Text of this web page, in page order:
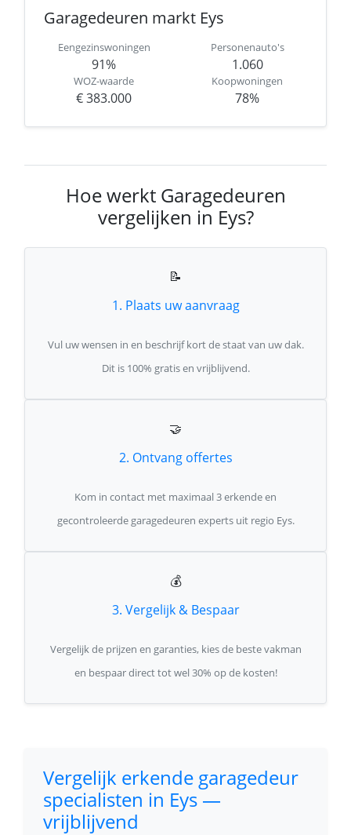
Garagedeuren markt Eys
Eengezinswoningen
91%
Personenauto's
1.060
WOZ-waarde
€ 383.000
Koopwoningen
78%
Hoe werkt Garagedeuren
vergelijken in Eys?
📝
1. Plaats uw aanvraag
Vul uw wensen in en beschrijf kort de staat van uw dak.
Dit is 100% gratis en vrijblijvend.
🤝
2. Ontvang offertes
Kom in contact met maximaal 3 erkende en
gecontroleerde garagedeuren experts uit regio Eys.
💰
3. Vergelijk & Bespaar
Vergelijk de prijzen en garanties, kies de beste vakman
en bespaar direct tot wel 30% op de kosten!
Vergelijk erkende garagedeur
specialisten in Eys —
vrijblijvend